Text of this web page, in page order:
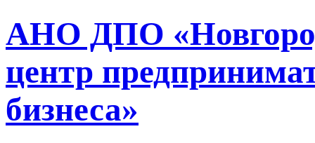
АНО ДПО
центр
бизнеса»